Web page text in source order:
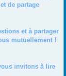
de partage
et à partager
mutuellement !
invitons à lire